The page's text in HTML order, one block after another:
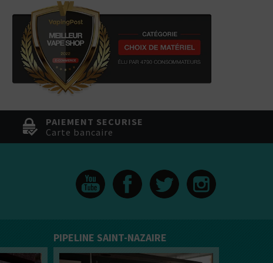
PAIEMENT SECURISE
Carte bancaire
PIPELINE SAINT-NAZAIRE